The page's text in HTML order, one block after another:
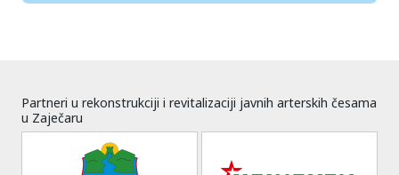
Partneri u rekonstrukciji i revitalizaciji javnih arterskih česama
u Zaječaru